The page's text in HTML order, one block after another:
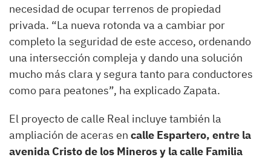
necesidad de ocupar terrenos de propiedad
privada. “La nueva rotonda va a cambiar por
completo la seguridad de este acceso, ordenando
una intersección compleja y dando una solución
mucho más clara y segura tanto para conductores
como para peatones”, ha explicado Zapata.
El proyecto de calle Real incluye también la
ampliación de aceras en calle Espartero, entre la
avenida Cristo de los Mineros y la calle Familia